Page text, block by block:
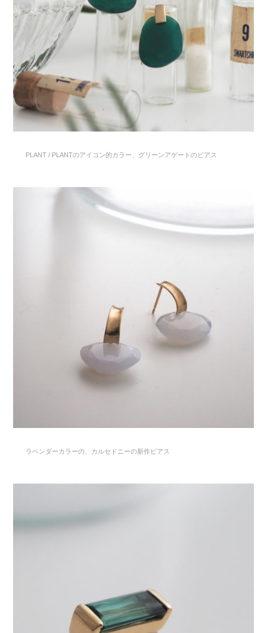
PLANT / PLANTのアイコン的カラー、グリーンアゲートのピアス
ラベンダーカラーの、カルセドニーの新作ピアス